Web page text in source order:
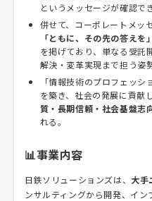
というメッセージが確認で
併せて、コーポレートメッ
「ともに、その先の答えを」
を掲げており、単なる受託
解決・変革実現まで担う姿
「情報技術のプロフェッ
を築き、社会の発展に貢献
質・長期信頼・社会基盤志
れる。
📊事業内容
日鉄ソリューションズは、 大手
ンサルティングから開発、イ